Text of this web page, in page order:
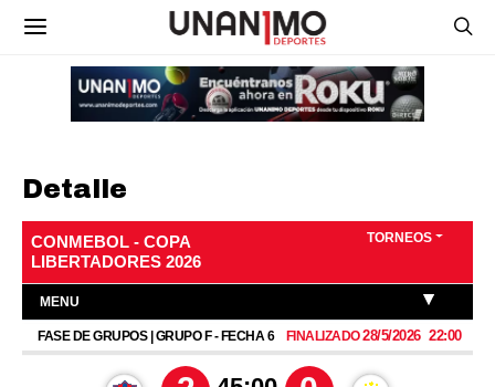
Detalle